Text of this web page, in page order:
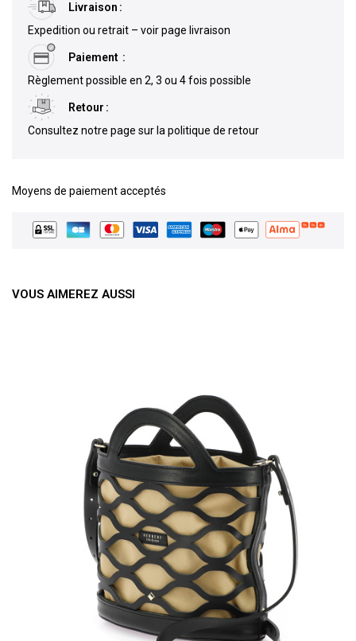
Livraison
Expedition ou retrait – voir page livraison
Paiement
Règlement possible en 2, 3 ou 4 fois possible
Retour
Consultez notre page sur la politique de retour
Moyens de paiement acceptés
VOUS AIMEREZ AUSSI